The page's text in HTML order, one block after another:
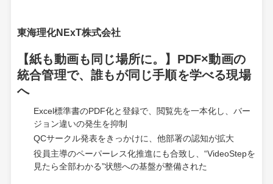
東海理化NExT株式会社
【紙も動画も同じ場所に。】PDF×動画の
統合管理で、誰もが同じ手順を学べる現場
へ
Excel標準書のPDF化と登録で、閲覧先を一本化し、バー
ジョン違いの発生を抑制
QCサークル発表をきっかけに、他部署の認知が拡大
役員主導のペーパーレス化推進にも合致し、“VideoStepを
見たら全部わかる”状態への基盤が整備された